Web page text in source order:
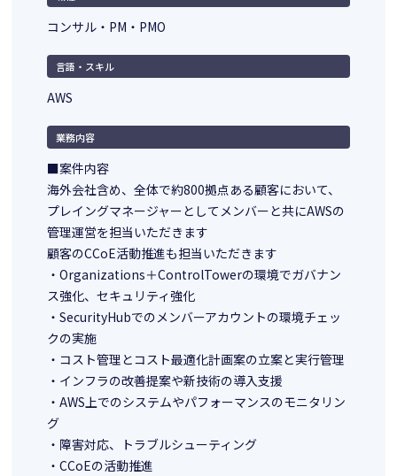
コンサル・PM・PMO
言語・スキル
AWS
業務内容
■案件内容
海外会社含め、全体で約800拠点ある顧客において、
プレイングマネージャーとしてメンバーと共にAWSの
管理運営を担当いただきます
顧客のCCoE活動推進も担当いただきます
・Organizations＋ControlTowerの環境でガバナン
ス強化、セキュリティ強化
・SecurityHubでのメンバーアカウントの環境チェッ
クの実施
・コスト管理とコスト最適化計画案の立案と実行管理
・インフラの改善提案や新技術の導入支援
・AWS上でのシステムやパフォーマンスのモニタリン
グ
・障害対応、トラブルシューティング
・CCoEの活動推進